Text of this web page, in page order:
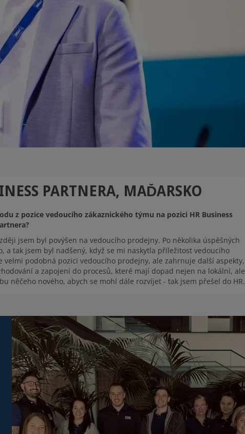
PARTNERA, MAĎARSKO
z pozice vedoucího zákaznického týmu na pozici HR Business
jsem byl povýšen na vedoucího prodejny. Po několika úspěšných
tak jsem byl nadšený, když se mi naskytla příležitost vedoucího
velmi podobná pozici vedoucího prodejny, ale zahrnuje další aspekty,
a zapojení do procesů, které mají dopad nejen na lokální, ale
něčeho nového, abych se mohl dále rozvíjet - tak jsem přešel do HR.